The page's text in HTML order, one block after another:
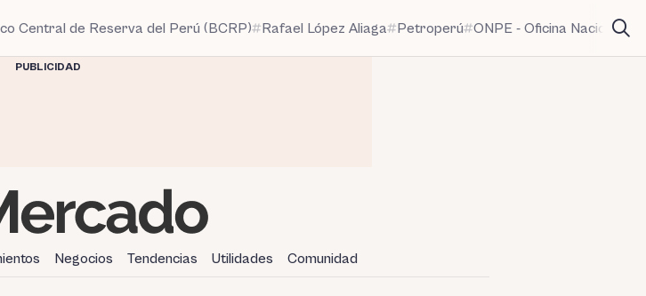
Central de Reserva del Perú (BCRP) Rafael López Aliaga Petroperú ONPE - Oficina Nacional
PUBLICIDAD
Negocios Tendencias Utilidades Comunidad